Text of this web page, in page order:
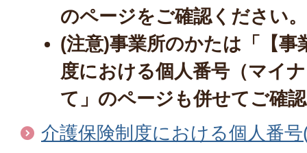
のページをご確認ください。
(注意)事業所のかたは「【事
度における個人番号（マイ
て」のページも併せてご確
介護保険制度における個人番